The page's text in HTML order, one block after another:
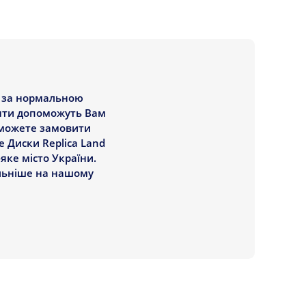
за нормальною
допоможуть Вам
замовити
Диски Replica Land
місто України.
на нашому